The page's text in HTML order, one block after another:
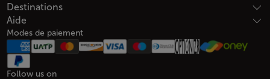
Destinations
Aide
Modes de paiement
Follow us on